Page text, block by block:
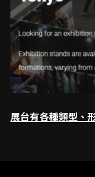
展台有各種類型、